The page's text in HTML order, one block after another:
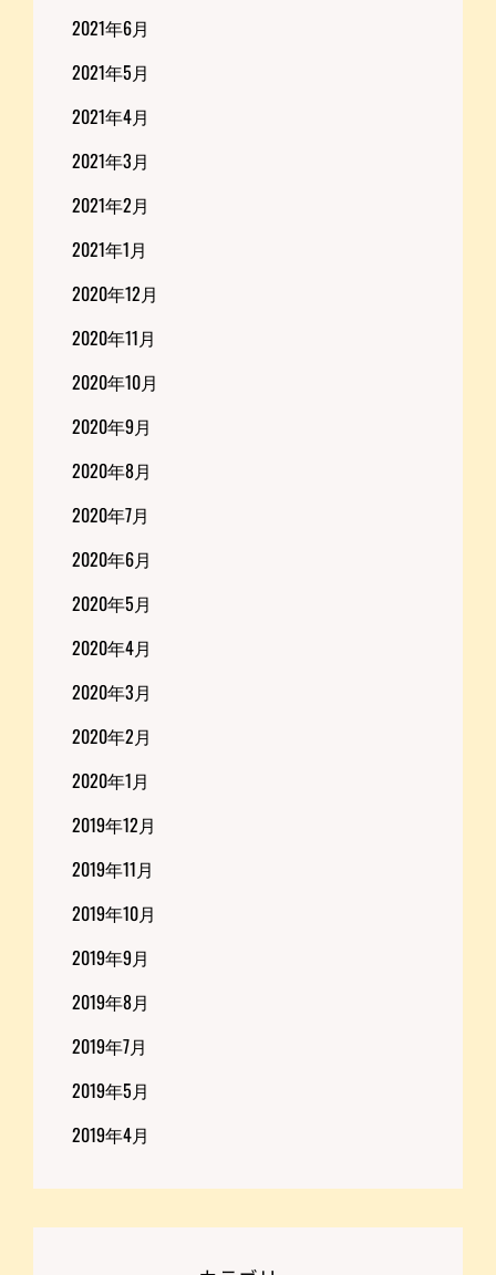
2021年6月
2021年5月
2021年4月
2021年3月
2021年2月
2021年1月
2020年12月
2020年11月
2020年10月
2020年9月
2020年8月
2020年7月
2020年6月
2020年5月
2020年4月
2020年3月
2020年2月
2020年1月
2019年12月
2019年11月
2019年10月
2019年9月
2019年8月
2019年7月
2019年5月
2019年4月